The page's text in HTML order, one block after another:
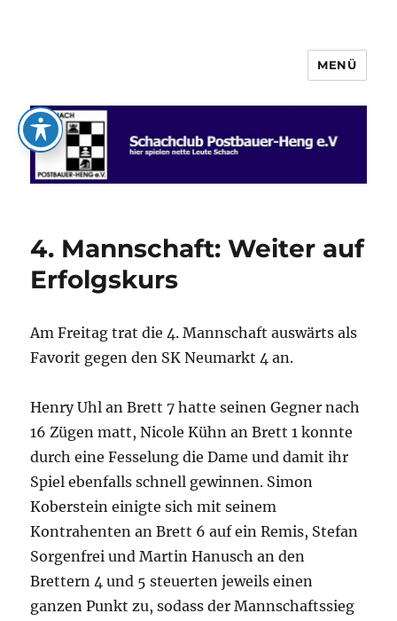
Schachclub Postbauer-Heng e.V.
MENÜ
4. Mannschaft: Weiter auf
Erfolgskurs
Am Freitag trat die 4. Mannschaft auswärts als
Favorit gegen den SK Neumarkt 4 an.
Henry Uhl an Brett 7 hatte seinen Gegner nach
16 Zügen matt, Nicole Kühn an Brett 1 konnte
durch eine Fesselung die Dame und damit ihr
Spiel ebenfalls schnell gewinnen. Simon
Koberstein einigte sich mit seinem
Kontrahenten an Brett 6 auf ein Remis, Stefan
Sorgenfrei und Martin Hanusch an den
Brettern 4 und 5 steuerten jeweils einen
ganzen Punkt zu, sodass der Mannschaftssieg